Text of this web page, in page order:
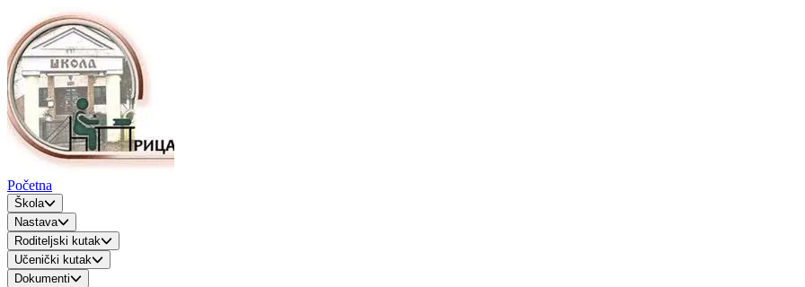
Početna
Škola
Nastava
Roditeljski kutak
Učenički kutak
Dokumenti